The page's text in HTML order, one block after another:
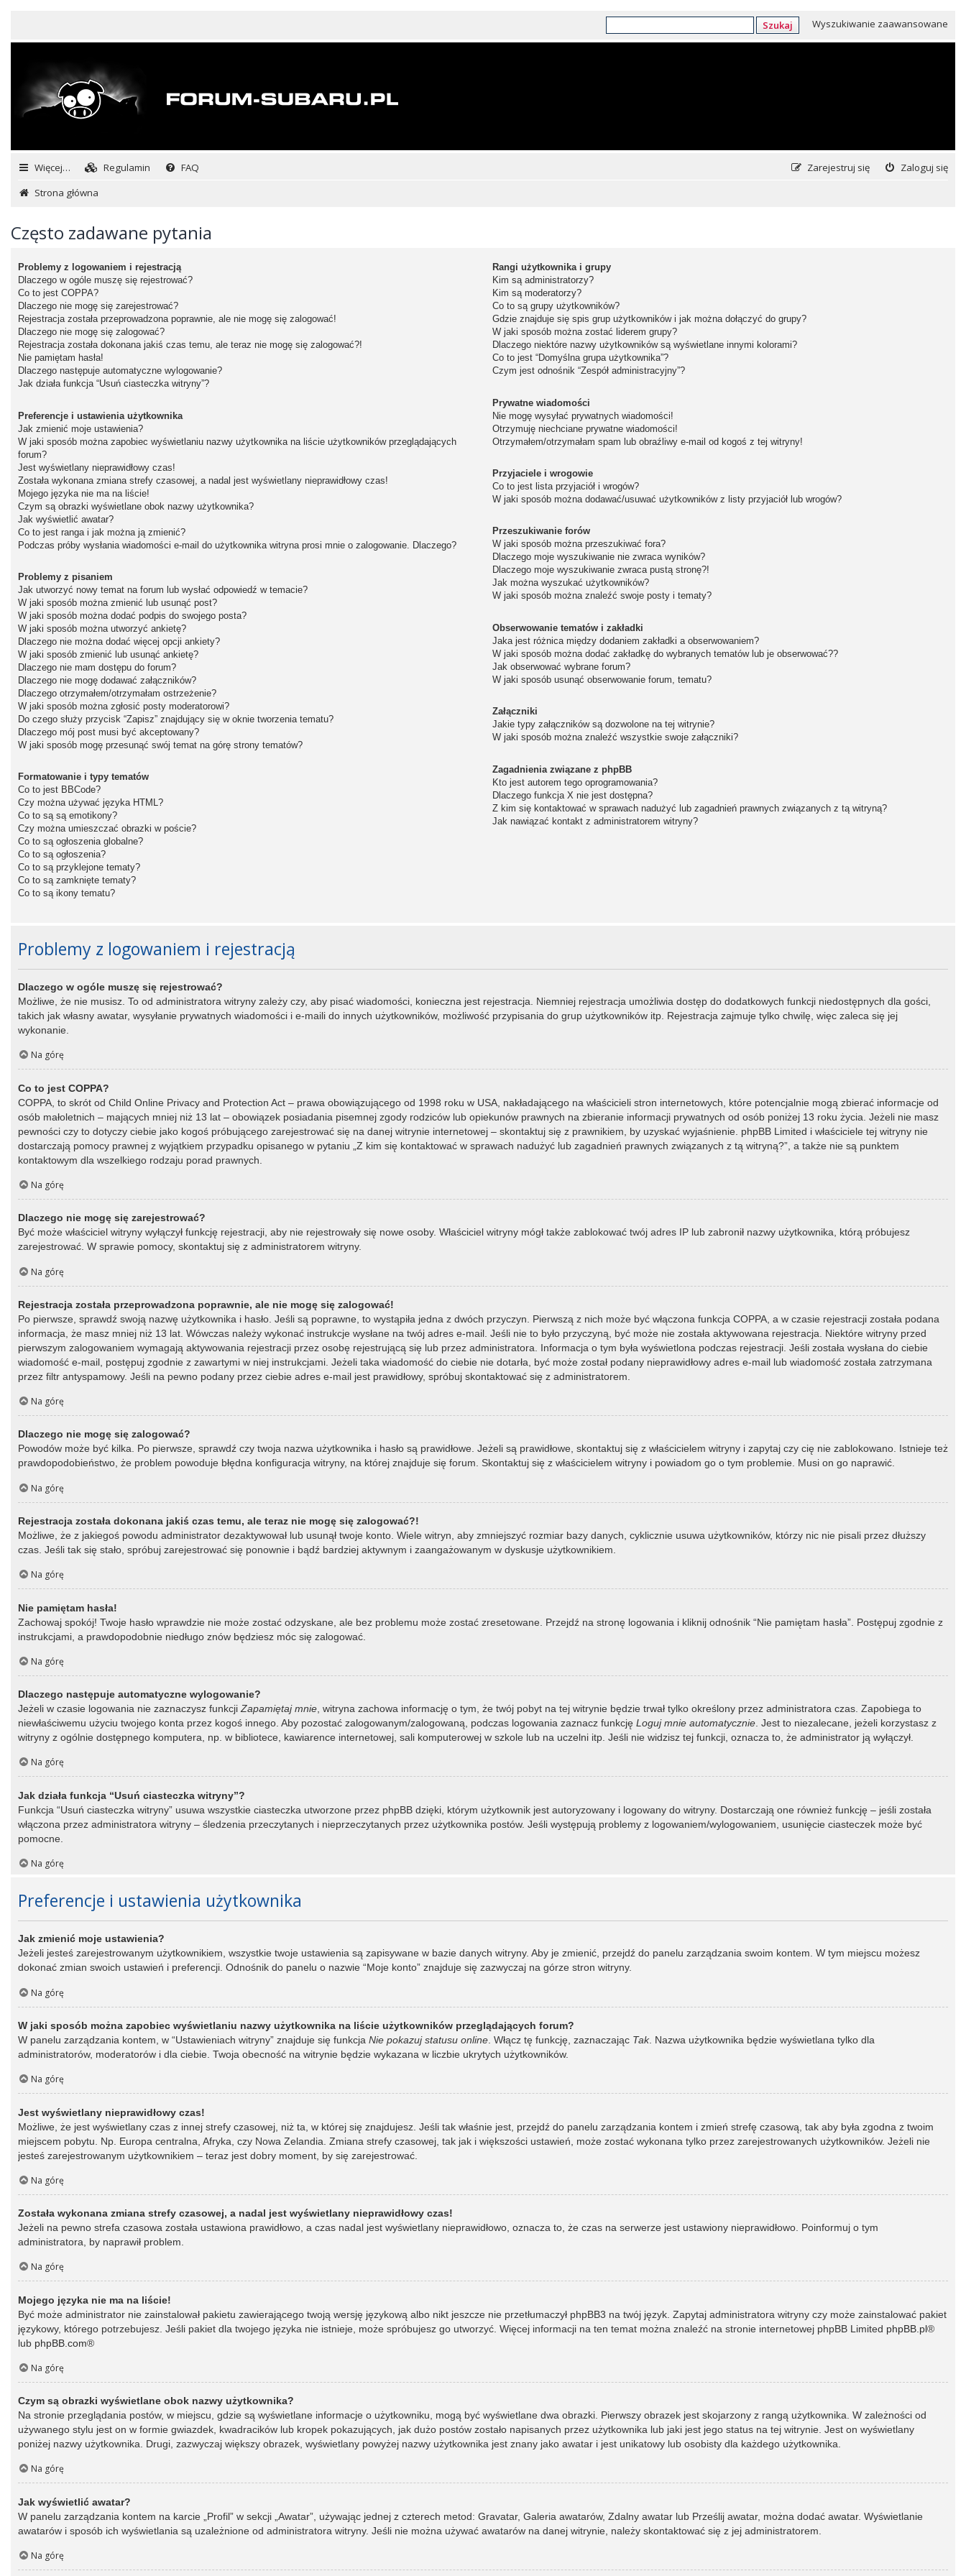
Szukaj Wyszukiwanie zaawansowane
Więcej… Regulamin FAQ Zaloguj się
Zarejestruj się
Strona główna
Często zadawane pytania
Problemy z logowaniem i rejestracją
Dlaczego w ogóle muszę się rejestrować?
Co to jest COPPA?
Dlaczego nie mogę się zarejestrować?
Rejestracja została przeprowadzona poprawnie, ale nie mogę się zalogować!
Dlaczego nie mogę się zalogować?
Rejestracja została dokonana jakiś czas temu, ale teraz nie mogę się zalogować?!
Nie pamiętam hasła!
Dlaczego następuje automatyczne wylogowanie?
Jak działa funkcja “Usuń ciasteczka witryny”?
Preferencje i ustawienia użytkownika
Jak zmienić moje ustawienia?
W jaki sposób można zapobiec wyświetlaniu nazwy użytkownika na liście użytkowników przeglądających
forum?
Jest wyświetlany nieprawidłowy czas!
Została wykonana zmiana strefy czasowej, a nadal jest wyświetlany nieprawidłowy czas!
Mojego języka nie ma na liście!
Czym są obrazki wyświetlane obok nazwy użytkownika?
Jak wyświetlić awatar?
Co to jest ranga i jak można ją zmienić?
Podczas próby wysłania wiadomości e-mail do użytkownika witryna prosi mnie o zalogowanie. Dlaczego?
Problemy z pisaniem
Jak utworzyć nowy temat na forum lub wysłać odpowiedź w temacie?
W jaki sposób można zmienić lub usunąć post?
W jaki sposób można dodać podpis do swojego posta?
W jaki sposób można utworzyć ankietę?
Dlaczego nie można dodać więcej opcji ankiety?
W jaki sposób zmienić lub usunąć ankietę?
Dlaczego nie mam dostępu do forum?
Dlaczego nie mogę dodawać załączników?
Dlaczego otrzymałem/otrzymałam ostrzeżenie?
W jaki sposób można zgłosić posty moderatorowi?
Do czego służy przycisk “Zapisz” znajdujący się w oknie tworzenia tematu?
Dlaczego mój post musi być akceptowany?
W jaki sposób mogę przesunąć swój temat na górę strony tematów?
Formatowanie i typy tematów
Co to jest BBCode?
Czy można używać języka HTML?
Co to są są emotikony?
Czy można umieszczać obrazki w poście?
Co to są ogłoszenia globalne?
Co to są ogłoszenia?
Co to są przyklejone tematy?
Co to są zamknięte tematy?
Co to są ikony tematu?
Rangi użytkownika i grupy
Kim są administratorzy?
Kim są moderatorzy?
Co to są grupy użytkowników?
Gdzie znajduje się spis grup użytkowników i jak można dołączyć do grupy?
W jaki sposób można zostać liderem grupy?
Dlaczego niektóre nazwy użytkowników są wyświetlane innymi kolorami?
Co to jest “Domyślna grupa użytkownika”?
Czym jest odnośnik “Zespół administracyjny”?
Prywatne wiadomości
Nie mogę wysyłać prywatnych wiadomości!
Otrzymuję niechciane prywatne wiadomości!
Otrzymałem/otrzymałam spam lub obraźliwy e-mail od kogoś z tej witryny!
Przyjaciele i wrogowie
Co to jest lista przyjaciół i wrogów?
W jaki sposób można dodawać/usuwać użytkowników z listy przyjaciół lub wrogów?
Przeszukiwanie forów
W jaki sposób można przeszukiwać fora?
Dlaczego moje wyszukiwanie nie zwraca wyników?
Dlaczego moje wyszukiwanie zwraca pustą stronę?!
Jak można wyszukać użytkowników?
W jaki sposób można znaleźć swoje posty i tematy?
Obserwowanie tematów i zakładki
Jaka jest różnica między dodaniem zakładki a obserwowaniem?
W jaki sposób można dodać zakładkę do wybranych tematów lub je obserwować??
Jak obserwować wybrane forum?
W jaki sposób usunąć obserwowanie forum, tematu?
Załączniki
Jakie typy załączników są dozwolone na tej witrynie?
W jaki sposób można znaleźć wszystkie swoje załączniki?
Zagadnienia związane z phpBB
Kto jest autorem tego oprogramowania?
Dlaczego funkcja X nie jest dostępna?
Z kim się kontaktować w sprawach nadużyć lub zagadnień prawnych związanych z tą witryną?
Jak nawiązać kontakt z administratorem witryny?
Problemy z logowaniem i rejestracją
Dlaczego w ogóle muszę się rejestrować?
Możliwe, że nie musisz. To od administratora witryny zależy czy, aby pisać wiadomości, konieczna jest rejestracja. Niemniej rejestracja umożliwia dostęp do dodatkowych funkcji niedostępnych dla gości,
takich jak własny awatar, wysyłanie prywatnych wiadomości i e-maili do innych użytkowników, możliwość przypisania do grup użytkowników itp. Rejestracja zajmuje tylko chwilę, więc zaleca się jej
wykonanie.
Na górę
Co to jest COPPA?
COPPA, to skrót od Child Online Privacy and Protection Act – prawa obowiązującego od 1998 roku w USA, nakładającego na właścicieli stron internetowych, które potencjalnie mogą zbierać informacje od
osób małoletnich – mających mniej niż 13 lat – obowiązek posiadania pisemnej zgody rodziców lub opiekunów prawnych na zbieranie informacji prywatnych od osób poniżej 13 roku życia. Jeżeli nie masz
pewności czy to dotyczy ciebie jako kogoś próbującego zarejestrować się na danej witrynie internetowej – skontaktuj się z prawnikiem, by uzyskać wyjaśnienie. phpBB Limited i właściciele tej witryny nie
dostarczają pomocy prawnej z wyjątkiem przypadku opisanego w pytaniu „Z kim się kontaktować w sprawach nadużyć lub zagadnień prawnych związanych z tą witryną?”, a także nie są punktem
kontaktowym dla wszelkiego rodzaju porad prawnych.
Na górę
Dlaczego nie mogę się zarejestrować?
Być może właściciel witryny wyłączył funkcję rejestracji, aby nie rejestrowały się nowe osoby. Właściciel witryny mógł także zablokować twój adres IP lub zabronił nazwy użytkownika, którą próbujesz
zarejestrować. W sprawie pomocy, skontaktuj się z administratorem witryny.
Na górę
Rejestracja została przeprowadzona poprawnie, ale nie mogę się zalogować!
Po pierwsze, sprawdź swoją nazwę użytkownika i hasło. Jeśli są poprawne, to wystąpiła jedna z dwóch przyczyn. Pierwszą z nich może być włączona funkcja COPPA, a w czasie rejestracji została podana
informacja, że masz mniej niż 13 lat. Wówczas należy wykonać instrukcje wysłane na twój adres e-mail. Jeśli nie to było przyczyną, być może nie została aktywowana rejestracja. Niektóre witryny przed
pierwszym zalogowaniem wymagają aktywowania rejestracji przez osobę rejestrującą się lub przez administratora. Informacja o tym była wyświetlona podczas rejestracji. Jeśli została wysłana do ciebie
wiadomość e-mail, postępuj zgodnie z zawartymi w niej instrukcjami. Jeżeli taka wiadomość do ciebie nie dotarła, być może został podany nieprawidłowy adres e-mail lub wiadomość została zatrzymana
przez filtr antyspamowy. Jeśli na pewno podany przez ciebie adres e-mail jest prawidłowy, spróbuj skontaktować się z administratorem.
Na górę
Dlaczego nie mogę się zalogować?
Powodów może być kilka. Po pierwsze, sprawdź czy twoja nazwa użytkownika i hasło są prawidłowe. Jeżeli są prawidłowe, skontaktuj się z właścicielem witryny i zapytaj czy cię nie zablokowano. Istnieje też
prawdopodobieństwo, że problem powoduje błędna konfiguracja witryny, na której znajduje się forum. Skontaktuj się z właścicielem witryny i powiadom go o tym problemie. Musi on go naprawić.
Na górę
Rejestracja została dokonana jakiś czas temu, ale teraz nie mogę się zalogować?!
Możliwe, że z jakiegoś powodu administrator dezaktywował lub usunął twoje konto. Wiele witryn, aby zmniejszyć rozmiar bazy danych, cyklicznie usuwa użytkowników, którzy nic nie pisali przez dłuższy
czas. Jeśli tak się stało, spróbuj zarejestrować się ponownie i bądź bardziej aktywnym i zaangażowanym w dyskusje użytkownikiem.
Na górę
Nie pamiętam hasła!
Zachowaj spokój! Twoje hasło wprawdzie nie może zostać odzyskane, ale bez problemu może zostać zresetowane. Przejdź na stronę logowania i kliknij odnośnik “Nie pamiętam hasła”. Postępuj zgodnie z
instrukcjami, a prawdopodobnie niedługo znów będziesz móc się zalogować.
Na górę
Dlaczego następuje automatyczne wylogowanie?
Jeżeli w czasie logowania nie zaznaczysz funkcjiZapamiętaj mnie, witryna zachowa informację o tym, że twój pobyt na tej witrynie będzie trwał tylko określony przez administratora czas. Zapobiega to
niewłaściwemu użyciu twojego konta przez kogoś innego. Aby pozostać zalogowanym/zalogowaną, podczas logowania zaznacz funkcję Loguj mnie automatycznie. Jest to niezalecane, jeżeli korzystasz z
witryny z ogólnie dostępnego komputera, np. w bibliotece, kawiarence internetowej, sali komputerowej w szkole lub na uczelni itp. Jeśli nie widzisz tej funkcji, oznacza to, że administrator ją wyłączył.
Na górę
Jak działa funkcja “Usuń ciasteczka witryny”?
Funkcja “Usuń ciasteczka witryny” usuwa wszystkie ciasteczka utworzone przez phpBB dzięki, którym użytkownik jest autoryzowany i logowany do witryny. Dostarczają one również funkcję – jeśli została
włączona przez administratora witryny – śledzenia przeczytanych i nieprzeczytanych przez użytkownika postów. Jeśli występują problemy z logowaniem/wylogowaniem, usunięcie ciasteczek może być
pomocne.
Na górę
Preferencje i ustawienia użytkownika
Jak zmienić moje ustawienia?
Jeżeli jesteś zarejestrowanym użytkownikiem, wszystkie twoje ustawienia są zapisywane w bazie danych witryny. Aby je zmienić, przejdź do panelu zarządzania swoim kontem. W tym miejscu możesz
dokonać zmian swoich ustawień i preferencji. Odnośnik do panelu o nazwie “Moje konto” znajduje się zazwyczaj na górze stron witryny.
Na górę
W jaki sposób można zapobiec wyświetlaniu nazwy użytkownika na liście użytkowników przeglądających forum?
W panelu zarządzania kontem, w “Ustawieniach witryny” znajduje się funkcja Nie pokazuj statusu online . Włącz tę funkcję, zaznaczając Tak. Nazwa użytkownika będzie wyświetlana tylko dla
administratorów, moderatorów i dla ciebie. Twoja obecność na witrynie będzie wykazana w liczbie ukrytych użytkowników.
Na górę
Jest wyświetlany nieprawidłowy czas!
Możliwe, że jest wyświetlany czas z innej strefy czasowej, niż ta, w której się znajdujesz. Jeśli tak właśnie jest, przejdź do panelu zarządzania kontem i zmień strefę czasową, tak aby była zgodna z twoim
miejscem pobytu. Np. Europa centralna, Afryka, czy Nowa Zelandia. Zmiana strefy czasowej, tak jak i większości ustawień, może zostać wykonana tylko przez zarejestrowanych użytkowników. Jeżeli nie
jesteś zarejestrowanym użytkownikiem – teraz jest dobry moment, by się zarejestrować.
Na górę
Została wykonana zmiana strefy czasowej, a nadal jest wyświetlany nieprawidłowy czas!
Jeżeli na pewno strefa czasowa została ustawiona prawidłowo, a czas nadal jest wyświetlany nieprawidłowo, oznacza to, że czas na serwerze jest ustawiony nieprawidłowo. Poinformuj o tym
administratora, by naprawił problem.
Na górę
Mojego języka nie ma na liście!
Być może administrator nie zainstalował pakietu zawierającego twoją wersję językową albo nikt jeszcze nie przetłumaczył phpBB3 na twój język. Zapytaj administratora witryny czy może zainstalować pakiet
językowy, którego potrzebujesz. Jeśli pakiet dla twojego języka nie istnieje, może spróbujesz go utworzyć. Więcej informacji na ten temat można znaleźć na stronie internetowej phpBB Limited phpBB.pl®
lub phpBB.com®
Na górę
Czym są obrazki wyświetlane obok nazwy użytkownika?
Na stronie przeglądania postów, w miejscu, gdzie są wyświetlane informacje o użytkowniku, mogą być wyświetlane dwa obrazki. Pierwszy obrazek jest skojarzony z rangą użytkownika. W zależności od
używanego stylu jest on w formie gwiazdek, kwadracików lub kropek pokazujących, jak dużo postów zostało napisanych przez użytkownika lub jaki jest jego status na tej witrynie. Jest on wyświetlany
poniżej nazwy użytkownika. Drugi, zazwyczaj większy obrazek, wyświetlany powyżej nazwy użytkownika jest znany jako awatar i jest unikatowy lub osobisty dla każdego użytkownika.
Na górę
Jak wyświetlić awatar?
W panelu zarządzania kontem na karcie „Profil” w sekcji „Awatar”, używając jednej z czterech metod: Gravatar, Galeria awatarów, Zdalny awatar lub Prześlij awatar, można dodać awatar. Wyświetlanie
awatarów i sposób ich wyświetlania są uzależnione od administratora witryny. Jeśli nie można używać awatarów na danej witrynie, należy skontaktować się z jej administratorem.
Na górę